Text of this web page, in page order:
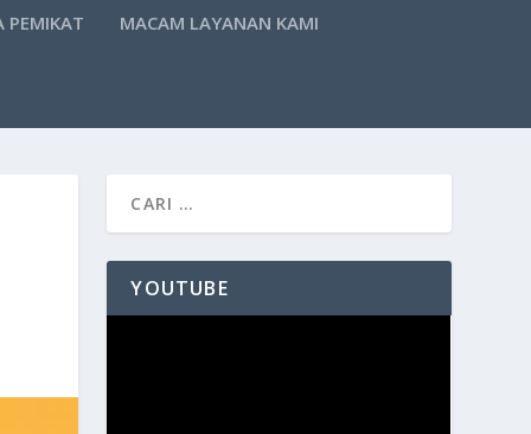
PEMIKAT MACAM LAYANAN KAMI
YOUTUBE